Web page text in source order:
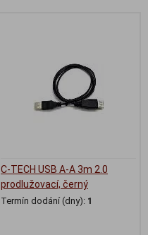
C-TECH USB A-A 3m 2.0
prodlužovací, černý
Termín dodání (dny): 1